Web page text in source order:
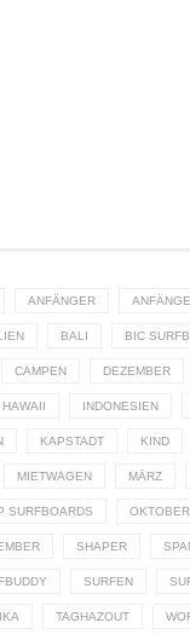
ANFÄNGER
BALI BIC
CAMPEN DEZEMBER
HAWAII INDONESIEN
KAPSTADT KIND
MIETWAGEN MÄRZ
SURFBOARDS OKTOBER
SHAPER
SURFEN
TAGHAZOUT